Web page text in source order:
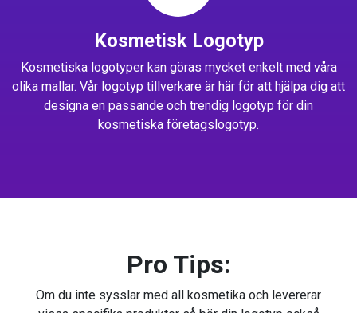
Kosmetisk Logotyp
Kosmetiska logotyper kan göras mycket enkelt med våra
olika mallar. Vår logotyp tillverkare är här för att hjälpa dig att
designa en passande och trendig logotyp för din
kosmetiska företagslogotyp.
Pro Tips:
Om du inte sysslar med all kosmetika och levererar